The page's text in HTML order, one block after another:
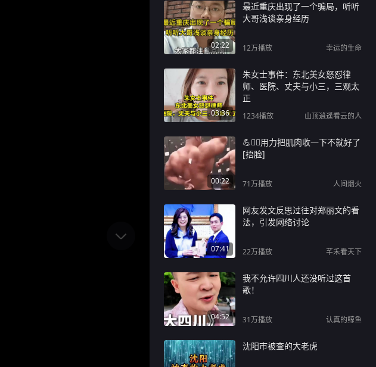
02:22
最近重庆出现了一个骗局，听听
大哥浅谈亲身经历
12万播放 幸运的生命
03:36
朱女士事件：东北美女怒怼律
师、医院、丈夫与小三，三观太
正
1234播放 山顶逍遥看云的人
00:22
💪🏋️‍♂️用力把肌肉收一下不就好了
[捂脸]
71万播放 人间烟火
07:41
网友发文反思过往对郑丽文的看
法，引发网络讨论
22万播放 芊禾看天下
04:52
我不允许四川人还没听过这首
歌！
31万播放 认真的鲸鱼
沈阳市被查的大老虎